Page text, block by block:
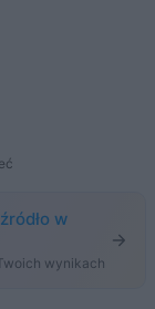
w
wynikach